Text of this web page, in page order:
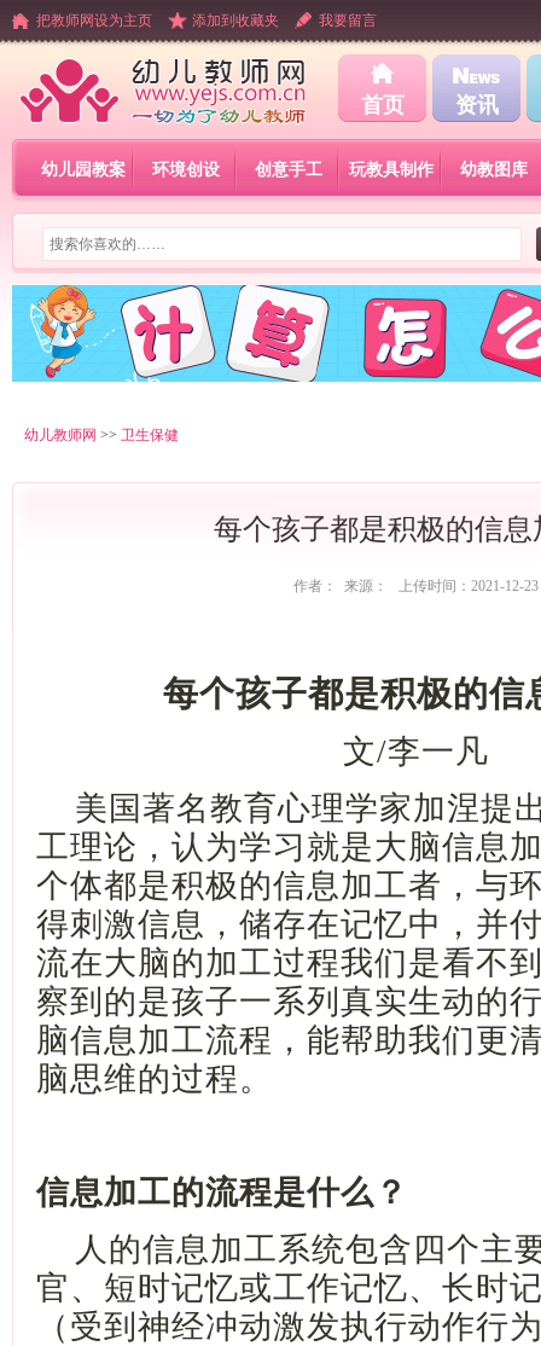
把教师网设为主页 添加到收藏夹 我要留言
首页 资讯
幼儿园教案 环境创设 创意手工 玩教具制作 幼教图库
幼儿教师网 >> 卫生保健
每个孩子都是积极的信息
作者： 来源： 上传时间：2021-12-23
每个孩子都是积极的信
文/李一凡
美国著名教育心理学家加涅提
工理论，认为学习就是大脑信息
个体都是积极的信息加工者，与
得刺激信息，储存在记忆中，并
流在大脑的加工过程我们是看不
察到的是孩子一系列真实生动的
脑信息加工流程，能帮助我们更
脑思维的过程。
信息加工的流程是什么？
人的信息加工系统包含四个主
官、短时记忆或工作记忆、长时
（受到神经冲动激发执行动作行